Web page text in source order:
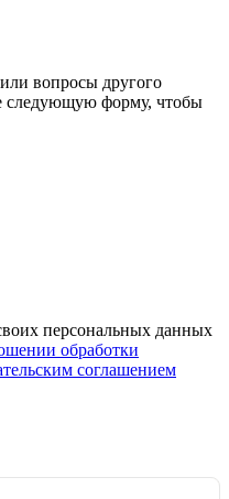
вопросы другого
следующую форму, чтобы
персональных данных
обработки
соглашением